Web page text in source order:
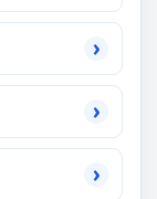
›
›
›